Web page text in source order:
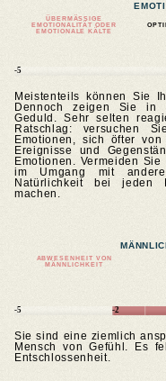
ÜBERMÄSSIGE E
MOTIONALITÄT ODER E
MOTIONALE KÄLTE
-5
Meistenteils können Sie
Dennoch zeigen Sie in
Geduld. Sehr selten
Ratschlag: versuchen
Emotionen, sich öfter
Ereignisse und
Emotionen. Vermeiden
im Umgang mit
Natürlichkeit bei jeden
machen.
ABWESENHEIT VON
MÄNNLICHKEIT
-5 -2
Sie sind eine ziemlich
Mensch von Gefühl. Es
Entschlossenheit.